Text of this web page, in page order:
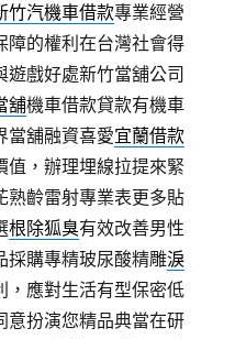
竹汽機車借款專業經營
障的權利在台灣社會得
遊戲好處新竹當舖公司
舖機車借款貸款有機車
當舖融資喜愛宜蘭借款
值，辦理埋線拉提來緊
熟齡雷射專業表更多貼
根除狐臭有效改善男性
採購專精玻尿酸‬精雕淚
，應對生活有型保密低
意扮演您精品典當在研